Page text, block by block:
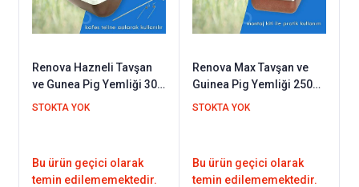
Renova Hazneli Tavşan
ve Gunea Pig Yemliği 300
gr
STOKTA YOK
Bu ürün geçici olarak
temin edilememektedir.
Renova Max Tavşan ve
Guinea Pig Yemliği 250
gr
STOKTA YOK
Bu ürün geçici olarak
temin edilememektedir.